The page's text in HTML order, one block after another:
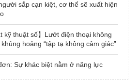
sắp cạn kiệt, cơ thể sẽ xuất hiện
kỹ thuật số】Lướt điện thoại không
hoảng “tập tạ không cảm giác”
Sự khác biệt nằm ở năng lực